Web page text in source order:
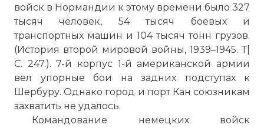
войск в Нормандии к этому времени было 327
тысяч человек, 54 тысяч боевых и
транспортных машин и 104 тысяч тонн грузов.
(История второй мировой войны, 1939–1945. Т|
С. 247.). 7-й корпус 1-й американской армии
вел упорные бои на задних подступах к
Шербуру. Однако город и порт Кан союзникам
захватить не удалось.
Командование немецких войск